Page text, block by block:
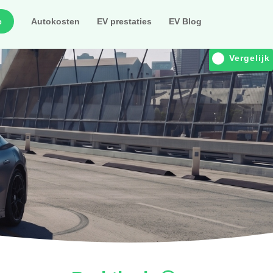
Autokosten EV prestaties EV Blog
Vergelijk